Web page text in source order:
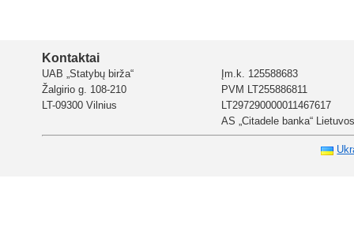
Kontaktai
UAB „Statybų birža“
Žalgirio g. 108-210
LT-09300 Vilnius
Įm.k. 125588683
PVM LT255886811
LT297290000011467617
AS „Citadele banka“